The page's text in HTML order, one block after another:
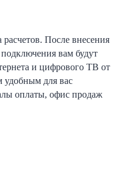
расчетов. После внесения
вам будут
и цифрового ТВ от
для вас
оплаты, офис продаж